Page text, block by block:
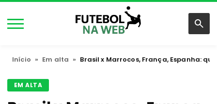
Início » Em alta » Brasil x Marrocos, França, Espanha:
EM ALTA